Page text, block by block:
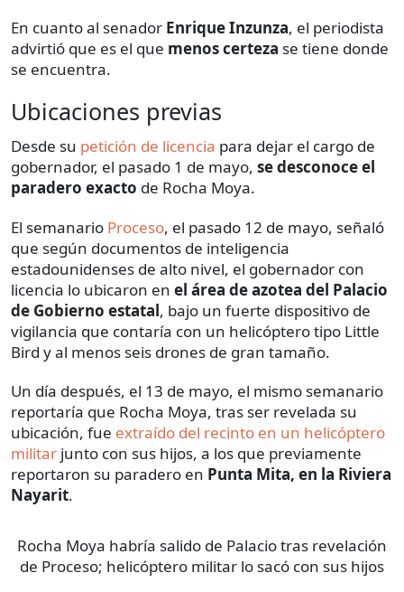
En cuanto al senador Enrique Inzunza, el periodista
advirtió que es el que menos certeza se tiene donde
se encuentra.
Ubicaciones previas
Desde su petición de licencia para dejar el cargo de
gobernador, el pasado 1 de mayo, se desconoce el
paradero exacto de Rocha Moya.
El semanario Proceso, el pasado 12 de mayo, señaló
que según documentos de inteligencia
estadounidenses de alto nivel, el gobernador con
licencia lo ubicaron en el área de azotea del Palacio
de Gobierno estatal, bajo un fuerte dispositivo de
vigilancia que contaría con un helicóptero tipo Little
Bird y al menos seis drones de gran tamaño.
Un día después, el 13 de mayo, el mismo semanario
reportaría que Rocha Moya, tras ser revelada su
ubicación, fue extraído del recinto en un helicóptero
militar junto con sus hijos, a los que previamente
reportaron su paradero en Punta Mita, en la Riviera
Nayarit.
Rocha Moya habría salido de Palacio tras revelación
de Proceso; helicóptero militar lo sacó con sus hijos